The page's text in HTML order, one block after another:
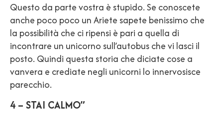
Questo da parte vostra è stupido. Se conoscete
anche poco poco un Ariete sapete benissimo che
la possibilità che ci ripensi è pari a quella di
incontrare un unicorno sull’autobus che vi lasci il
posto. Quindi questa storia che diciate cose a
vanvera e crediate negli unicorni lo innervosisce
parecchio.
4 – STAI CALMO”